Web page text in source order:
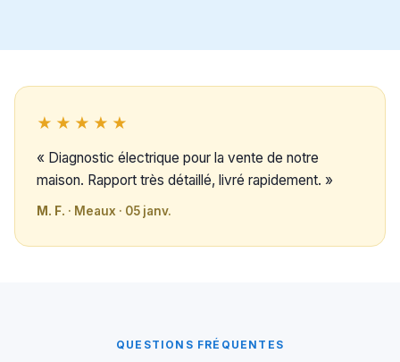
★★★★★
« Diagnostic électrique pour la vente de notre
maison. Rapport très détaillé, livré rapidement. »
M. F. · Meaux · 05 janv.
QUESTIONS FRÉQUENTES